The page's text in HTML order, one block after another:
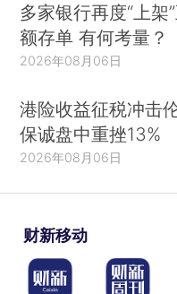
多家银行再度“上架
额存单 有何考量？
2026年08月06日
港险收益征税冲击
保诚盘中重挫13%
2026年08月06日
财新移动